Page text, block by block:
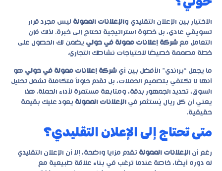
الاختيار بين الإعلان التقليدي والإعلانات الممولة ليس مجرد قرار
تسويقي عادي، بل خطوة استراتيجية تحتاج إلى خبرة. لذلك فإن
التعامل مع شركة إعلانات ممولة في حولي يضمن لك الحصول على
خطة مصممة خصيصًا لاحتياجات نشاطك التجاري.
ما يجعل “براندي” الأفضل بين أي شركة إعلانات ممولة في حولي هو
أنها لا تكتفي بتصميم الحملات، بل تقدم حلولاً متكاملة تشمل تحليل
السوق، تحديد الجمهور بدقة، ومتابعة مستمرة لأداء الحملة. هذا
يعني أن كل ريال يُستثمر في الإعلانات الممولة يعود عليك بقيمة
حقيقية.
متى تحتاج إلى الإعلان التقليدي؟
رغم أن الإعلانات الممولة تقدم مزايا واضحة، إلا أن الإعلان التقليدي
له دوره أيضًا، خاصة عندما ترغب في بناء علاقة طبيعية مع